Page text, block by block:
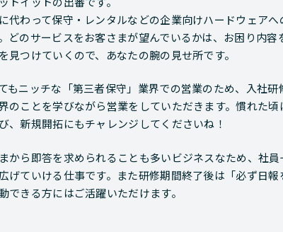
代わって保守・レンタルなどの企業向けハードウェア
どのサービスをお客さまが望んでいるかは、お困り内
見つけていくので、あなたの腕の見せ所です。
もニッチな「第三者保守」業界での営業のため、入社
のことを学びながら営業をしていただきます。慣れた
、新規開拓にもチャレンジしてくださいね！
から即答を求められることも多いビジネスなため、社
げていける仕事です。また研修期間終了後は「必ず日
できる方にはご活躍いただけます。